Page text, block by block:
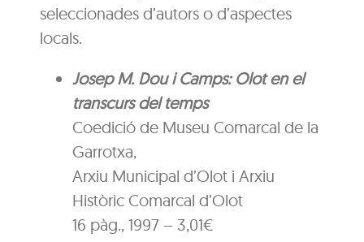
seleccionades d’autors o d’aspectes
locals.
Josep M. Dou i Camps: Olot en el
transcurs del temps
Coedició de Museu Comarcal de la
Garrotxa,
Arxiu Municipal d’Olot i Arxiu
Històric Comarcal d’Olot
16 pàg., 1997 – 3,01€